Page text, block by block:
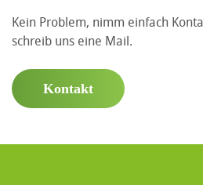
Kein Problem, nimm einfach
schreib uns eine Mail.
Kontakt